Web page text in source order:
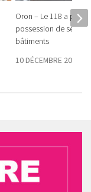
Oron – Le 118 a pris
possession de ses
bâtiments
10 DÉCEMBRE 2020